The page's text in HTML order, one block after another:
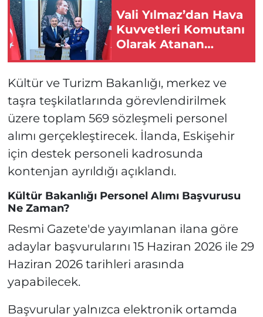
Vali Yılmaz’dan Hava
Kuvvetleri Komutanı
Olarak Atanan
Orgeneral Dalkıran’a
Kültür ve Turizm Bakanlığı, merkez ve
taşra teşkilatlarında görevlendirilmek
üzere toplam 569 sözleşmeli personel
alımı gerçekleştirecek. İlanda, Eskişehir
için destek personeli kadrosunda
kontenjan ayrıldığı açıklandı.
Kültür Bakanlığı Personel Alımı Başvurusu
Ne Zaman?
Resmi Gazete'de yayımlanan ilana göre
adaylar başvurularını 15 Haziran 2026 ile 29
Haziran 2026 tarihleri arasında
yapabilecek.
Başvurular yalnızca elektronik ortamda